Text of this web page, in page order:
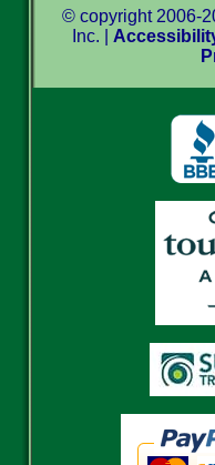
© copyright 2006-
Inc. |